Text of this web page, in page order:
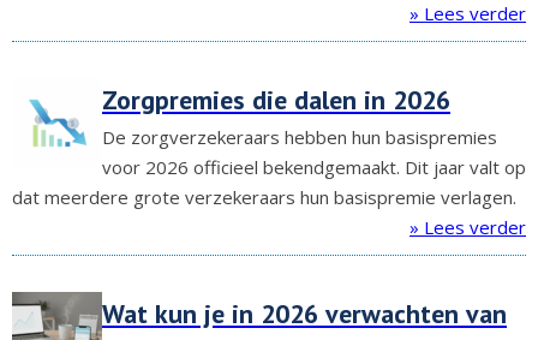
» Lees verder
Zorgpremies die dalen in 2026
De zorgverzekeraars hebben hun basispremies
voor 2026 officieel bekendgemaakt. Dit jaar valt op
dat meerdere grote verzekeraars hun basispremie verlagen.
» Lees verder
Wat kun je in 2026 verwachten van